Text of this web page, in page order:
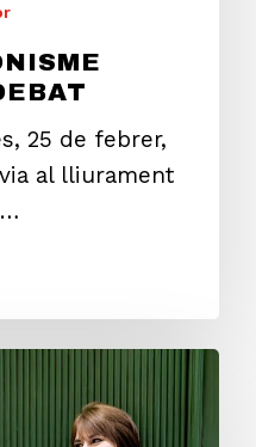
25 de febrer,
al lliurament